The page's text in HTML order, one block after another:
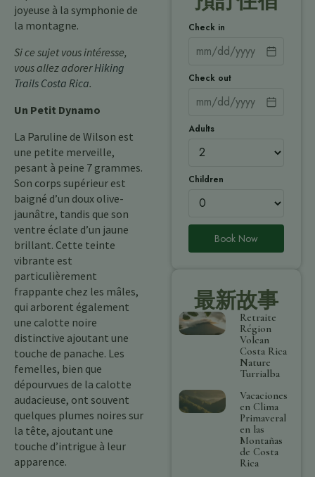
joyeuse à la symphonie de
la montagne.
Si ce sujet vous intéresse,
vous allez adorerHiking
Trails Costa Rica.
Un Petit Dynamo
La Paruline de Wilson est
une petite merveille,
pesant à peine 7 grammes.
Son corps supérieur est
baigné d’un doux olive-
jaunâtre, tandis que son
ventre éclate d’un jaune
brillant. Cette teinte
vibrante est
particulièrement
frappante chez les mâles,
qui arborent également
une calotte noire
distinctive ajoutant une
touche de panache. Les
femelles, bien que
dépourvues de la calotte
audacieuse, ont souvent
quelques plumes noires sur
la tête, ajoutant une
touche d’intrigue à leur
apparence.
Check in
Check out
Adults
Children
Book Now
最新故事
Retraite
Région
Volcan
Costa Rica
Nature
Turrialba
Vacaciones
en Clima
Primaveral
en las
Montañas
de Costa
Rica